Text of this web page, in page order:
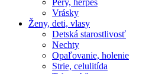
Pery, herpes
Vrásky
Ženy, deti, vlasy
Detská starostlivosť
Nechty
Opaľovanie, holenie
Strie, celulitída